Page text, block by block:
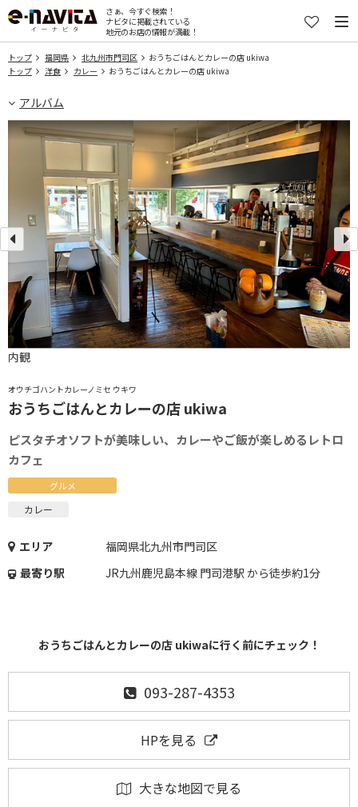
さぁ、今すぐ検索！
ナビタに掲載されている
地元のお店の情報が満載！
トップ 福岡県 北九州市門司区
おうちごはんとカレーの店 ukiwa
トップ
洋食 カレー おうちごはんとカレーの店 ukiwa
アルバム
オウチゴハントカレーノミセ ウキワ
おうちごはんとカレーの店 ukiwa
ピスタチオソフトが美味しい、カレーやご飯が楽しめるレトロ
カフェ
グルメ
カレー
エリア
福岡県北九州市門司区
最寄り駅
JR九州鹿児島本線 門司港駅 から徒歩約1分
おうちごはんとカレーの店 ukiwaに行く前にチェック！
093-287-4353
HPを見る
大きな地図で見る
内観